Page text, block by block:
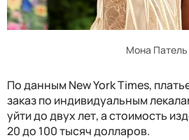
Мона Патель
По данным New York Times,
заказ по индивидуальным
уйти до двух лет, а стоимость
20 до 100 тысяч долларов.